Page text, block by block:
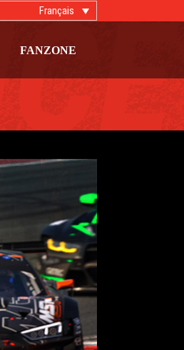
Français
FANZONE